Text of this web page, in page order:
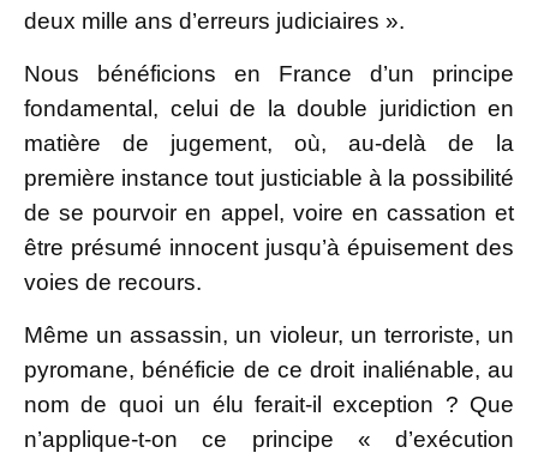
deux mille ans d’erreurs judiciaires ».
Nous bénéficions en France d’un principe
fondamental, celui de la double juridiction en
matière de jugement, où, au-delà de la
première instance tout justiciable à la possibilité
de se pourvoir en appel, voire en cassation et
être présumé innocent jusqu’à épuisement des
voies de recours.
Même un assassin, un violeur, un terroriste, un
pyromane, bénéficie de ce droit inaliénable, au
nom de quoi un élu ferait-il exception ? Que
n’applique-t-on ce principe « d’exécution